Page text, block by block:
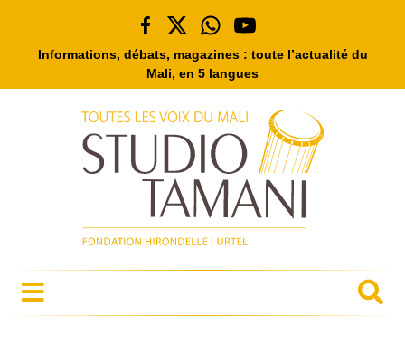
Informations, débats, magazines : toute l’actualité du
Mali, en 5 langues